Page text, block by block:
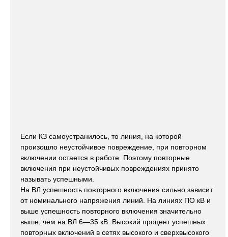
Если КЗ самоустранилось, то линия, на которой
произошло неустойчивое повреждение, при повторном
включении остается в работе. Поэтому повторные
включения при неустойчивых повреждениях принято
называть успешными.
На ВЛ успешность повторного включения сильно зависит
от номинального напряжения линий. На линиях ПО кВ и
выше успешность повторного включения значительно
выше, чем на ВЛ 6—35 кВ. Высокий процент успешных
повторных включений в сетях высокого и сверхвысокого